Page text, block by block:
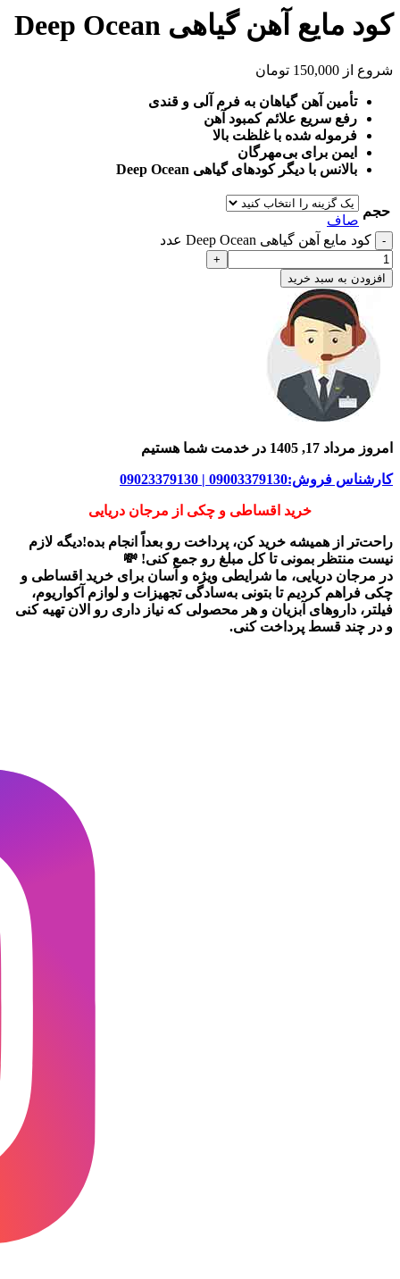
کود مایع آهن گیاهی Deep Ocean
شروع از 150,000 تومان
تأمین آهن گیاهان به فرم آلی و قندی
رفع سریع علائم کمبود آهن
فرموله شده با غلظت بالا
ایمن برای بی‌مهرگان
بالانس با دیگر کودهای گیاهی Deep Ocean
حجم
صاف
کود مایع آهن گیاهی Deep Ocean عدد
افزودن به سبد خرید
امروز مرداد 17, 1405 در خدمت شما هستیم
کارشناس فروش:09003379130 | 09023379130
خرید اقساطی و چکی از مرجان دریایی
راحت‌تر از همیشه خرید کن، پرداخت رو بعداً انجام بده!دیگه لازم
نیست منتظر بمونی تا کل مبلغ رو جمع کنی! 💸
در مرجان دریایی، ما شرایطی ویژه و آسان برای خرید اقساطی و
چکی فراهم کردیم تا بتونی به‌سادگی تجهیزات و لوازم آکواریوم،
فیلتر، داروهای آبزیان و هر محصولی که نیاز داری رو الان تهیه کنی
و در چند قسط پرداخت کنی.